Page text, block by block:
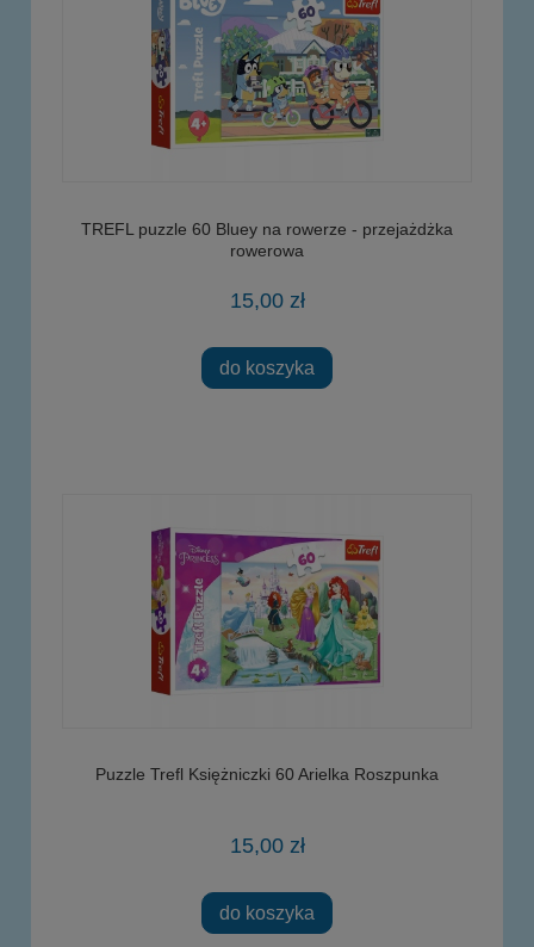
TREFL puzzle 60 Bluey na rowerze - przejażdżka
rowerowa
15,00 zł
do koszyka
Puzzle Trefl Księżniczki 60 Arielka Roszpunka
15,00 zł
do koszyka